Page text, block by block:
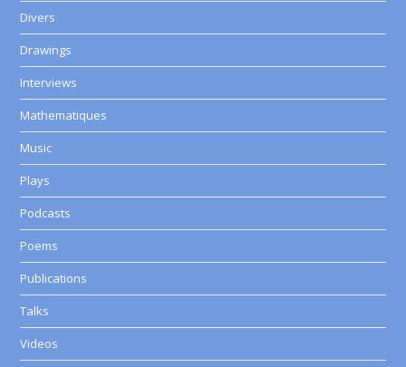
Divers
Drawings
Interviews
Mathematiques
Music
Plays
Podcasts
Poems
Publications
Talks
Videos